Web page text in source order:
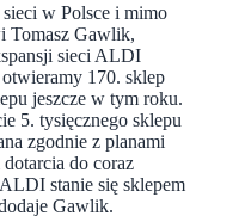
w Polsce i mimo
Tomasz Gawlik,
sieci ALDI
170. sklep
jeszcze w tym roku.
5. tysięcznego sklepu
zgodnie z planami
do coraz
stanie się sklepem
Gawlik.